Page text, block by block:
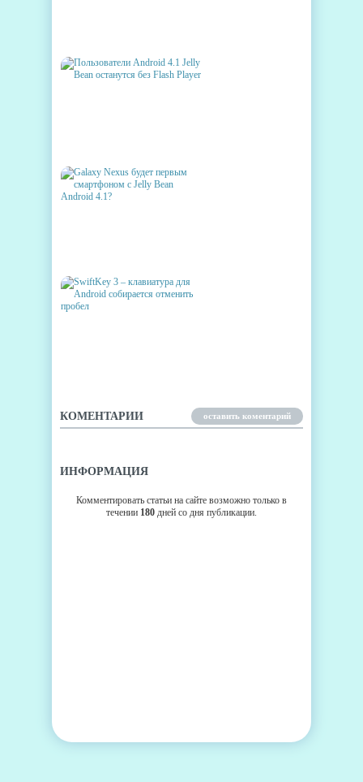
КОМЕНТАРИИ оставить коментарий
ИНФОРМАЦИЯ
Комментировать статьи на сайте возможно только в
течении 180 дней со дня публикации.